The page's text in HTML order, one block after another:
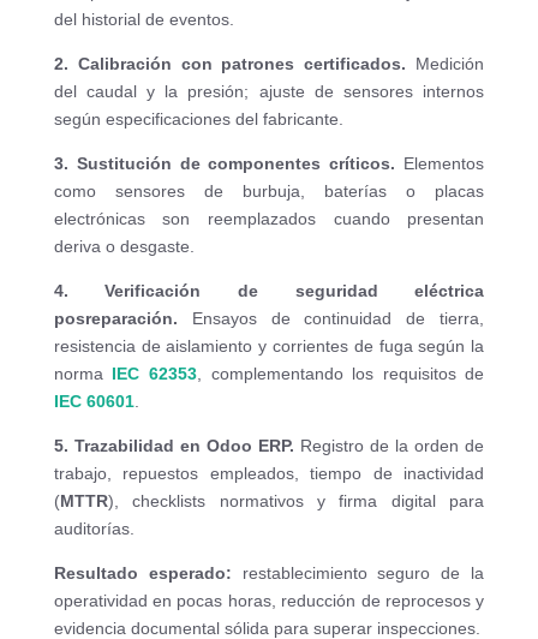
del historial de eventos.
2. Calibración con patrones certificados. Medición
del caudal y la presión; ajuste de sensores internos
según especificaciones del fabricante.
3. Sustitución de componentes críticos. Elementos
como sensores de burbuja, baterías o placas
electrónicas son reemplazados cuando presentan
deriva o desgaste.
4. Verificación de seguridad eléctrica
posreparación. Ensayos de continuidad de tierra,
resistencia de aislamiento y corrientes de fuga según la
norma IEC 62353, complementando los requisitos de
IEC 60601.
5. Trazabilidad en Odoo ERP. Registro de la orden de
trabajo, repuestos empleados, tiempo de inactividad
(MTTR), checklists normativos y firma digital para
auditorías.
Resultado esperado: restablecimiento seguro de la
operatividad en pocas horas, reducción de reprocesos y
evidencia documental sólida para superar inspecciones.